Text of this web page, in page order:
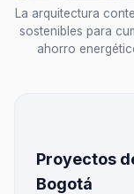
La arquitectura
sostenibles para
ahorro
Proyectos
Bogotá